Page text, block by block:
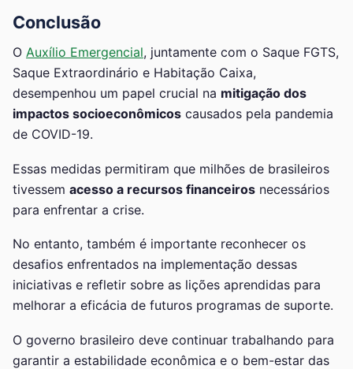
Conclusão
O Auxílio Emergencial, juntamente com o Saque FGTS,
Saque Extraordinário e Habitação Caixa,
desempenhou um papel crucial na mitigação dos
impactos socioeconômicos causados pela pandemia
de COVID-19.
Essas medidas permitiram que milhões de brasileiros
tivessem acesso a recursos financeiros necessários
para enfrentar a crise.
No entanto, também é importante reconhecer os
desafios enfrentados na implementação dessas
iniciativas e refletir sobre as lições aprendidas para
melhorar a eficácia de futuros programas de suporte.
O governo brasileiro deve continuar trabalhando para
garantir a estabilidade econômica e o bem-estar das